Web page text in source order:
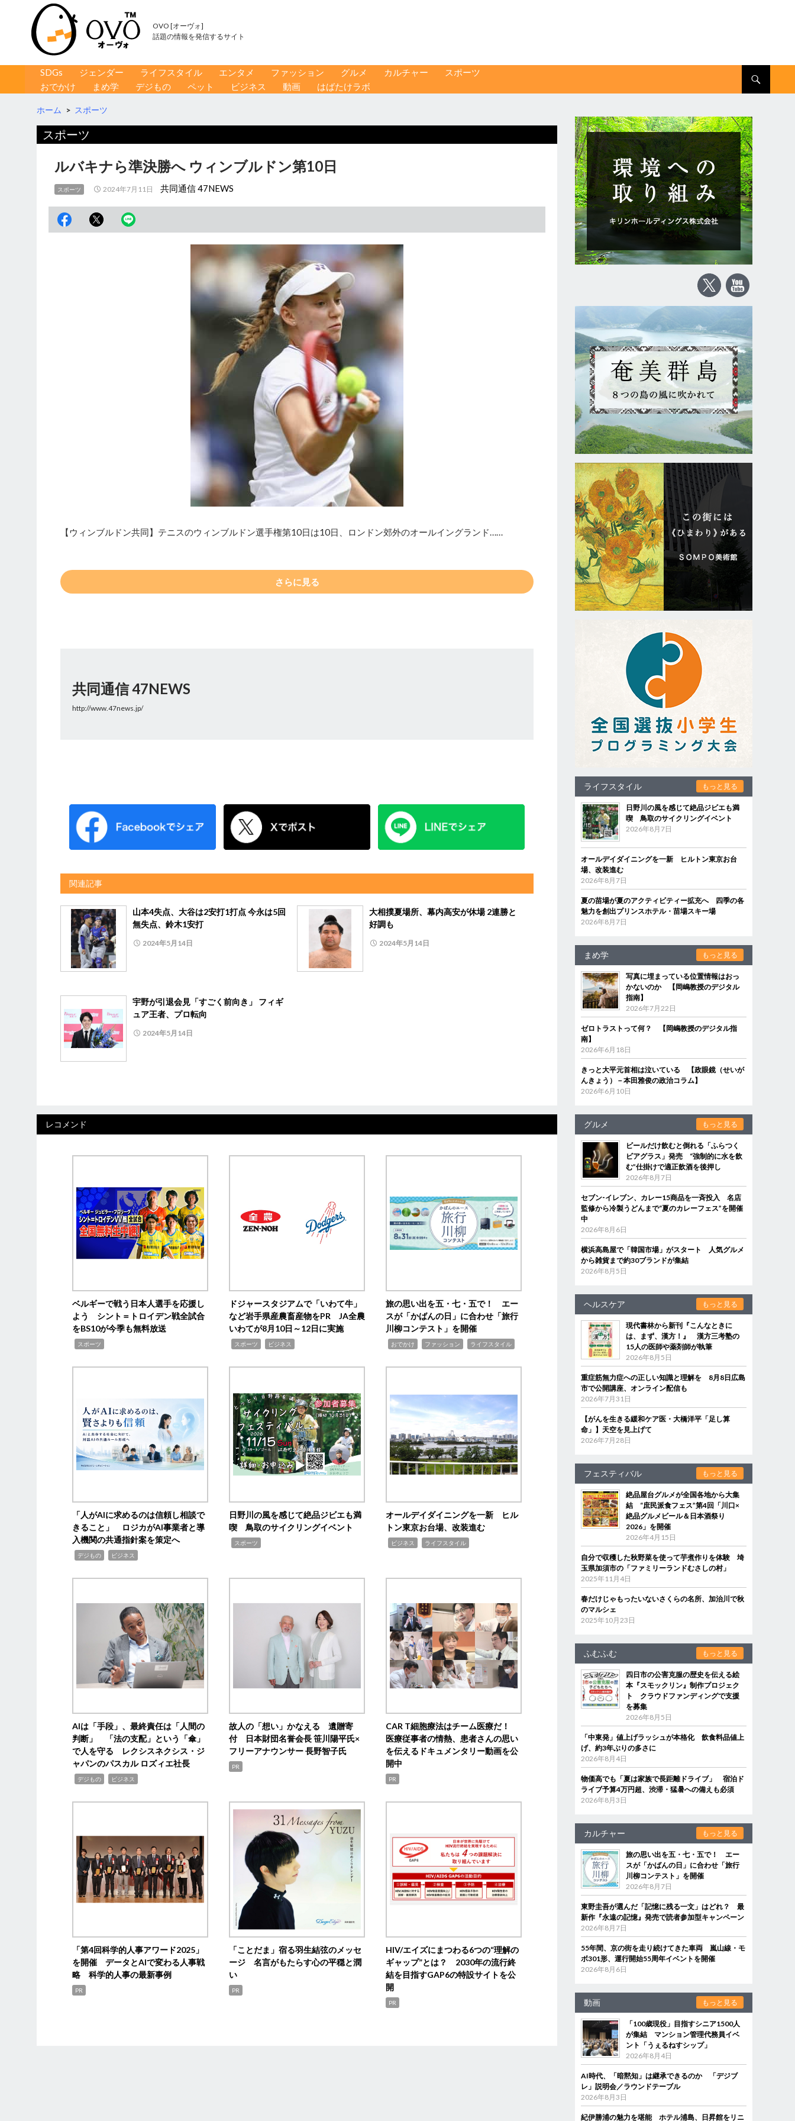
OVO [オーヴォ]
話題の情報を発信するサイト
コンテンツへ移動
SDGs ジェンダー ライフスタイル エンタメ ファッション グルメ カルチャー
スポーツ
おでかけ
まめ学 デジもの ペット ビジネス 動画 はばたけラボ
ホーム > スポーツ
スポーツ
ルバキナら準決勝へ ウィンブルドン第10日
スポーツ 2024年7月11日 共同通信 47NEWS
【ウィンブルドン共同】テニスのウィンブルドン選手権第10日は10日、ロンドン郊外のオールイングランド……
さらに見る
共同通信 47NEWS
http://www.47news.jp/
関連記事
山本4失点、大谷は2安打1打点 今永は5回
無失点、鈴木1安打
2024年5月14日
大相撲夏場所、幕内高安が休場 2連勝と
好調も
2024年5月14日
宇野が引退会見「すごく前向き」 フィギ
ュア王者、プロ転向
2024年5月14日
レコメンド
ベルギーで戦う日本人選手を応援し
よう シント＝トロイデン戦全試合
をBS10が今季も無料放送
スポーツ
ドジャースタジアムで「いわて牛」
など岩手県産農畜産物をPR JA全農
いわてが8月10日～12日に実施
スポーツ ビジネス
旅の思い出を五・七・五で！ エー
スが「かばんの日」に合わせ「旅行
川柳コンテスト」を開催
おでかけ ファッション ライフスタイル
「人がAIに求めるのは信頼し相談で
きること」 ロジカがAI事業者と導
入機関の共通指針案を策定へ
デジもの ビジネス
日野川の風を感じて絶品ジビエも満
喫 鳥取のサイクリングイベント
スポーツ
オールデイダイニングを一新 ヒル
トン東京お台場、改装進む
ビジネス ライフスタイル
AIは「手段」、最終責任は「人間の
判断」 「法の支配」という「傘」
で人を守る レクシスネクシス・ジ
ャパンのパスカル ロズィエ社長
デジもの ビジネス
故人の「想い」かなえる 遺贈寄
付 日本財団名誉会長 笹川陽平氏×
フリーアナウンサー 長野智子氏
PR
CAR T細胞療法はチーム医療だ！
医療従事者の情熱、患者さんの思い
を伝えるドキュメンタリー動画を公
開中
PR
「第4回科学的人事アワード2025」
を開催 データとAIで変わる人事戦
略 科学的人事の最新事例
PR
「ことだま」宿る羽生結弦のメッセ
ージ 名言がもたらす心の平穏と潤
い
PR
HIV/エイズにまつわる6つの“理解の
ギャップ”とは？ 2030年の流行終
結を目指すGAP6の特設サイトを公
開
PR
ライフスタイル もっと見る
日野川の風を感じて絶品ジビエも満
喫 鳥取のサイクリングイベント
2026年8月7日
オールデイダイニングを一新 ヒルトン東京お台
場、改装進む
2026年8月7日
夏の苗場が夏のアクティビティー拡充へ 四季の各
魅力を創出プリンスホテル・苗場スキー場
2026年8月7日
まめ学 もっと見る
写真に埋まっている位置情報はおっ
かないのか 【岡嶋教授のデジタル
指南】
2026年7月22日
ゼロトラストって何？ 【岡嶋教授のデジタル指
南】
2026年6月18日
きっと大平元首相は泣いている 【政眼鏡（せいが
んきょう）－本田雅俊の政治コラム】
2026年6月10日
グルメ もっと見る
ビールだけ飲むと倒れる「ふらつく
ビアグラス」発売 “強制的に水を飲
む”仕掛けで適正飲酒を後押し
2026年8月7日
セブン‐イレブン、カレー15商品を一斉投入 名店
監修から冷製うどんまで“夏のカレーフェス”を開催
中
2026年8月6日
横浜高島屋で「韓国市場」がスタート 人気グルメ
から雑貨まで約30ブランドが集結
2026年8月5日
ヘルスケア もっと見る
現代書林から新刊『こんなときに
は、まず、漢方！』 漢方三考塾の
15人の医師や薬剤師が執筆
2026年8月5日
重症筋無力症への正しい知識と理解を 8月8日広島
市で公開講座、オンライン配信も
2026年7月31日
【がんを生きる緩和ケア医・大橋洋平「足し算
命」】天空を見上げて
2026年7月28日
フェスティバル もっと見る
絶品屋台グルメが全国各地から大集
結 “庶民派食フェス”第4回「川口×
絶品グルメビール＆日本酒祭り
2026」を開催
2026年4月15日
自分で収穫した秋野菜を使って芋煮作りを体験 埼
玉県加須市の「ファミリーランドむさしの村」
2025年11月4日
春だけじゃもったいないさくらの名所、加治川で秋
のマルシェ
2025年10月23日
ふむふむ もっと見る
四日市の公害克服の歴史を伝える絵
本『スモックリン』制作プロジェク
ト クラウドファンディングで支援
を募集
2026年8月5日
「中東発」値上げラッシュが本格化 飲食料品値上
げ、約3年ぶりの多さに
2026年8月4日
物価高でも「夏は家族で長距離ドライブ」 宿泊ド
ライブ予算4万円超、渋滞・猛暑への備えも必須
2026年8月3日
カルチャー もっと見る
旅の思い出を五・七・五で！ エー
スが「かばんの日」に合わせ「旅行
川柳コンテスト」を開催
2026年8月7日
東野圭吾が選んだ「記憶に残る一文」はどれ？ 最
新作『永遠の記憶』発売で読者参加型キャンペーン
2026年8月7日
55年間、京の街を走り続けてきた車両 嵐山線・モ
ボ301形、運行開始55周年イベントを開催
2026年8月6日
動画 もっと見る
「100歳現役」目指すシニア1500人
が集結 マンション管理代務員イベ
ント「うぇるねすシップ」
2026年8月4日
AI時代、「暗黙知」は継承できるのか 「デジブ
レ」説明会／ラウンドテーブル
2026年8月3日
紀伊勝浦の魅力を堪能 ホテル浦島、日昇館をリニ